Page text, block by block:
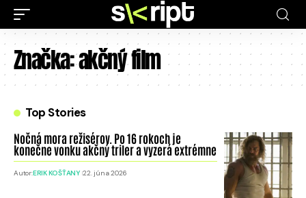
Značka:akčný film
Top Stories
Nočná mora režisérov. Po 16 rokoch je
konečne vonku akčný triler a vyzerá extrémne
Autor:ERIK KOŠŤANY 22. júna 2026